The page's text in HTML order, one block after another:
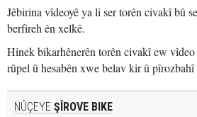
Jêbirina vîdeoyê ya li ser torên civakî bû
berfireh ên xelkê.
Hinek bikarhênerên torên civakî ew
rûpel û hesabên xwe belav kir û
NÛÇEYE ŞÎROVE BIKE